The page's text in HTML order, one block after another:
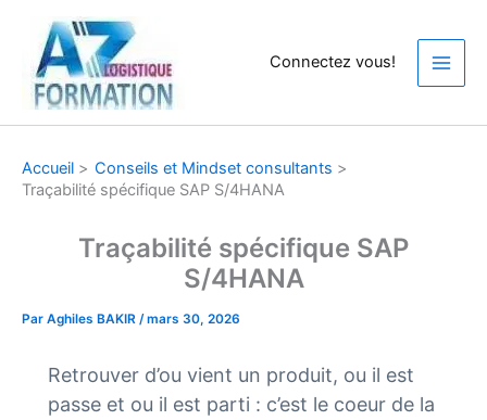
contenu
Connectez vous!
Accueil
Conseils et Mindset consultants
Traçabilité spécifique SAP S/4HANA
Traçabilité spécifique SAP
S/4HANA
Par Aghiles BAKIR /mars 30, 2026
Retrouver d’ou vient un produit, ou il est
passe et ou il est parti : c’est le coeur de la